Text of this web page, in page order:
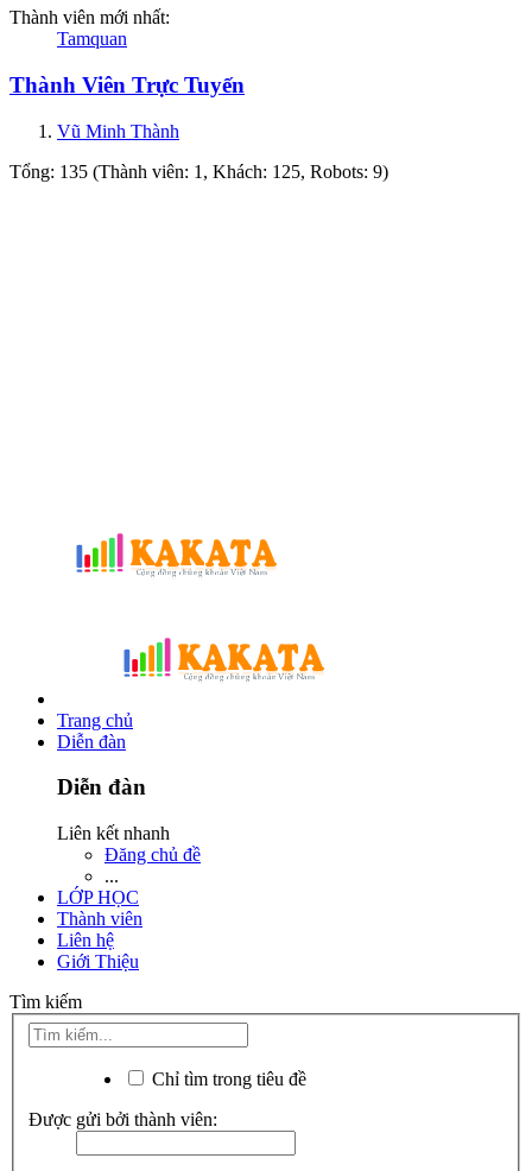
Thành viên mới nhất:
Tamquan
Thành Viên Trực Tuyến
Vũ Minh Thành
Tổng: 135 (Thành viên: 1, Khách: 125, Robots: 9)
Trang chủ
Diễn đàn
Diễn đàn
Liên kết nhanh
Đăng chủ đề
...
LỚP HỌC
Thành viên
Liên hệ
Giới Thiệu
Tìm kiếm
Chỉ tìm trong tiêu đề
Được gửi bởi thành viên: